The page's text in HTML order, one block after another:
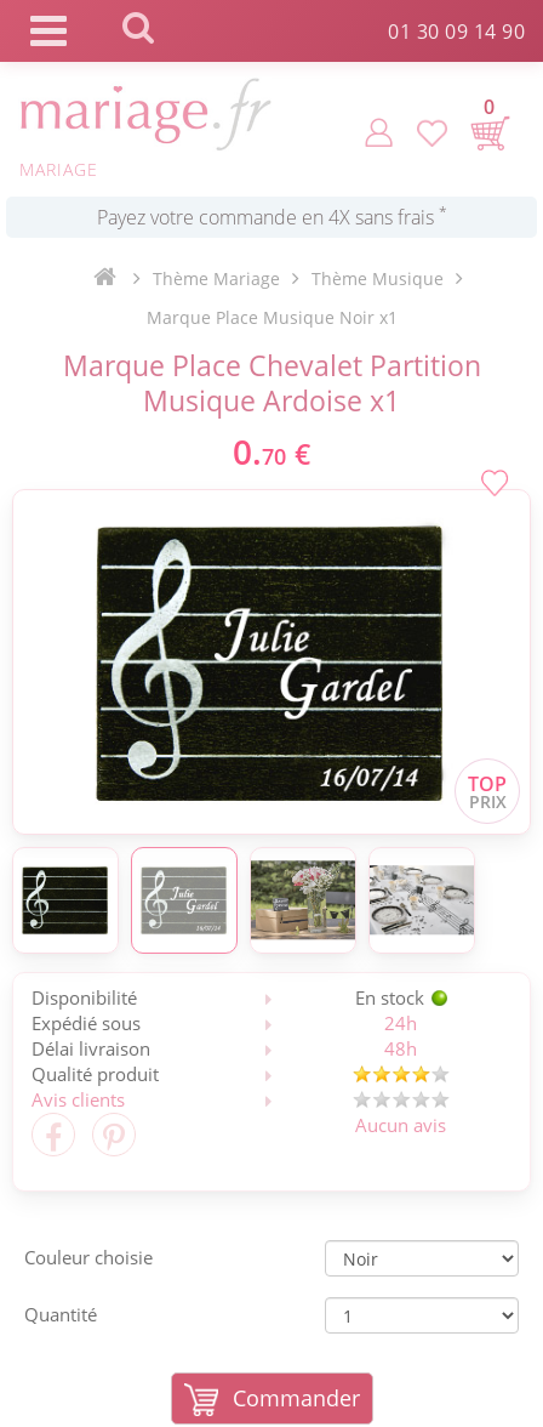
01 30 09 14 90
MARIAGE
0
Commande expédiée en 24h !
Click and Collect en 2 H gratuit !
Payez votre commande en 4X sans frais
Thème Mariage
Thème Musique
Marque Place Musique Noir x1
Marque Place Chevalet Partition
Musique Ardoise x1
0.70 €
Disponibilité
En stock
Expédié sous
24h
Délai livraison
48h
Qualité produit
Avis clients
Aucun avis
Couleur choisie
Quantité
Commander
Panneau de gestion des cookies